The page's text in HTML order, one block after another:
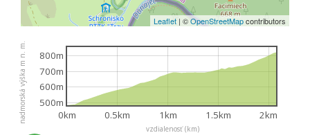
Leaflet | ©OpenStreetMapcontributors
vzdialenosť (km)
nadmorská výška m n. m. 0km 0.5km 1km 1.5km 2km
500m
600m
700m
800m